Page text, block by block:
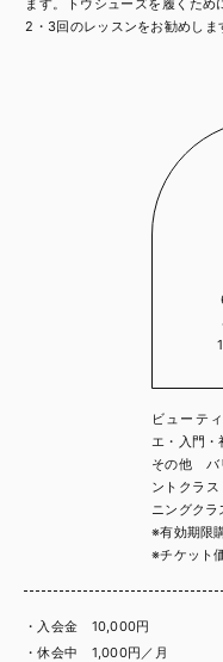
ます。トウシューズを履くため
2・3回のレッスンをお勧めしま
ビューテ
エ・入門・
その他 バ
ントクラ
ニングクラ
※有効期限
※チケット
・入会金 10,000円
・休会中 1,000円／月